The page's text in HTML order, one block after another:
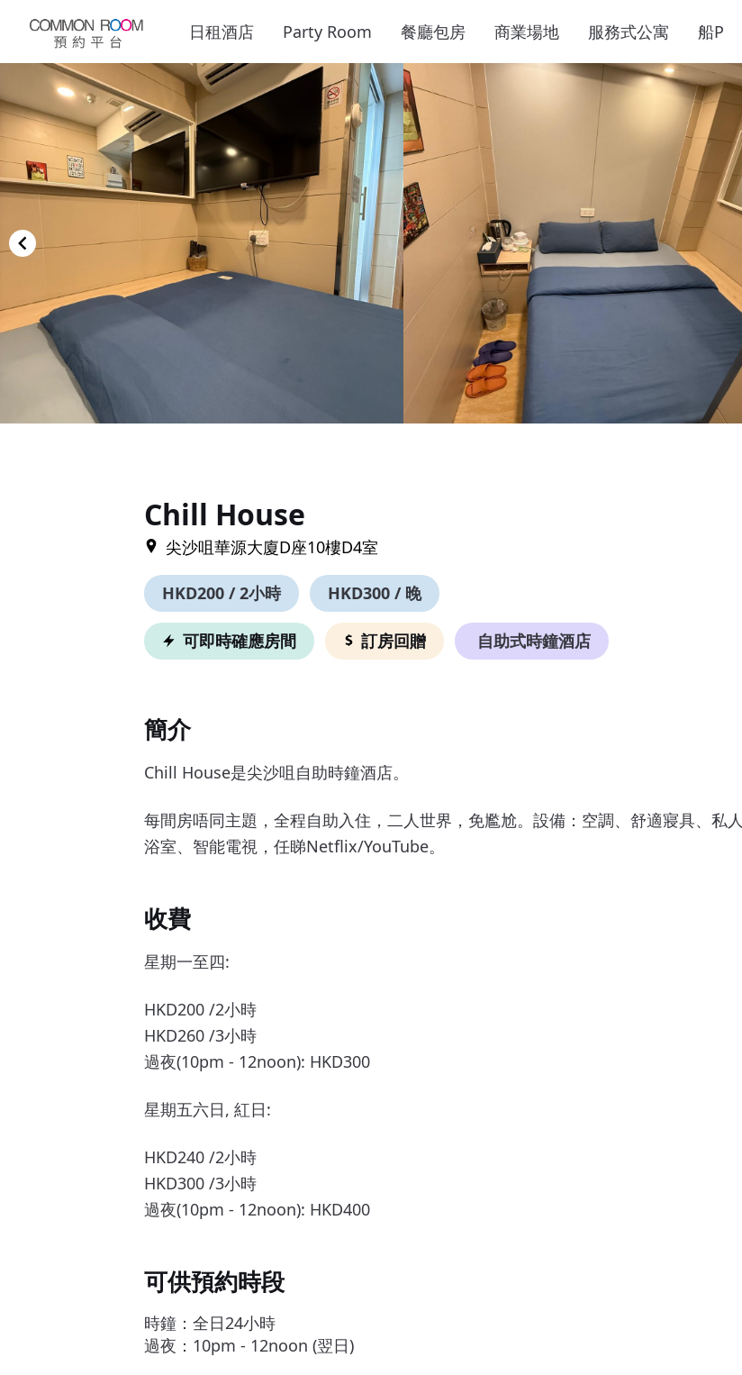
日租酒店 Party Room 餐廳包房 商業場地 服務式公寓 船P
Chill House
尖沙咀華源大廈D座10樓D4室
HKD200 / 2小時 HKD300 / 晚
可即時確應房間 訂房回贈 自助式時鐘酒店
簡介
Chill House是尖沙咀自助時鐘酒店。
每間房唔同主題，全程自助入住，二人世界，免尷尬。設備：空調、舒適寢具、私人
浴室、智能電視，任睇Netflix/YouTube。
收費
星期一至四:
HKD200 /2小時
HKD260 /3小時
過夜(10pm - 12noon): HKD300
星期五六日, 紅日:
HKD240 /2小時
HKD300 /3小時
過夜(10pm - 12noon): HKD400
可供預約時段
時鐘：全日24小時
過夜：10pm - 12noon (翌日)